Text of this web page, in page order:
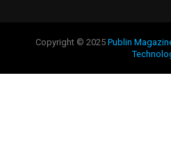
Copyright © 2025Publin